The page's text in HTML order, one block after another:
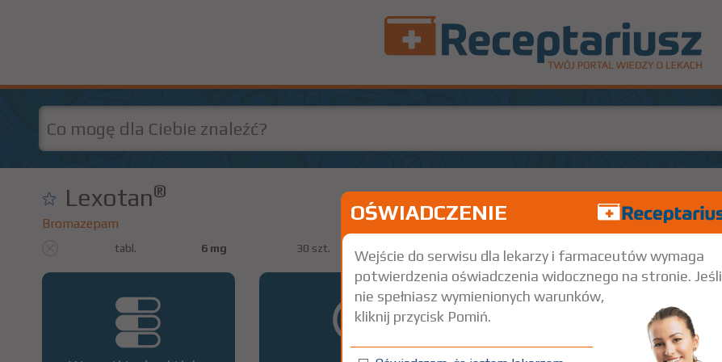
Lexotan®
Bromazepam
tabl. 6 mg 30 szt. Doustnie
OŚWIADCZENIE
Wejście do serwisu dla lekarzy i farmaceutów wymaga
potwierdzenia oświadczenia widocznego na stronie. Jeśli
nie spełniasz wymienionych warunków,
kliknij przycisk Pomiń.